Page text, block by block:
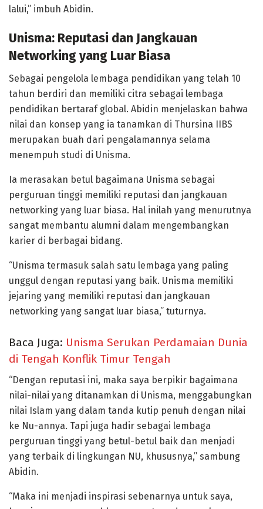
lalui,” imbuh Abidin.
Unisma: Reputasi dan Jangkauan
Networking yang Luar Biasa
Sebagai pengelola lembaga pendidikan yang telah 10
tahun berdiri dan memiliki citra sebagai lembaga
pendidikan bertaraf global. Abidin menjelaskan bahwa
nilai dan konsep yang ia tanamkan di Thursina IIBS
merupakan buah dari pengalamannya selama
menempuh studi di Unisma.
Ia merasakan betul bagaimana Unisma sebagai
perguruan tinggi memiliki reputasi dan jangkauan
networking yang luar biasa. Hal inilah yang menurutnya
sangat membantu alumni dalam mengembangkan
karier di berbagai bidang.
“Unisma termasuk salah satu lembaga yang paling
unggul dengan reputasi yang baik. Unisma memiliki
jejaring yang memiliki reputasi dan jangkauan
networking yang sangat luar biasa,” tuturnya.
Baca Juga: Unisma Serukan Perdamaian Dunia
di Tengah Konflik Timur Tengah
“Dengan reputasi ini, maka saya berpikir bagaimana
nilai-nilai yang ditanamkan di Unisma, menggabungkan
nilai Islam yang dalam tanda kutip penuh dengan nilai
ke Nu-annya. Tapi juga hadir sebagai lembaga
perguruan tinggi yang betul-betul baik dan menjadi
yang terbaik di lingkungan NU, khususnya,” sambung
Abidin.
“Maka ini menjadi inspirasi sebenarnya untuk saya,